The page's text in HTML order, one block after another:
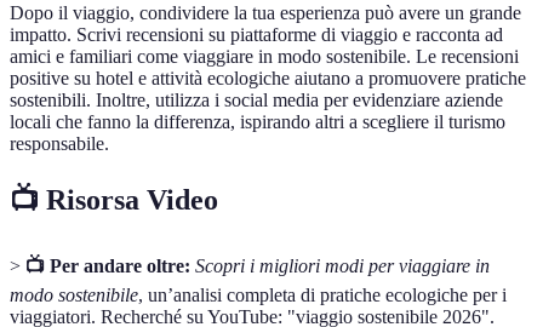
Dopo il viaggio, condividere la tua esperienza può avere un grande
impatto. Scrivi recensioni su piattaforme di viaggio e racconta ad
amici e familiari come viaggiare in modo sostenibile. Le recensioni
positive su hotel e attività ecologiche aiutano a promuovere pratiche
sostenibili. Inoltre, utilizza i social media per evidenziare aziende
locali che fanno la differenza, ispirando altri a scegliere il turismo
responsabile.
📺 Risorsa Video
> 📺 Per andare oltre: Scopri i migliori modi per viaggiare in
modo sostenibile, un’analisi completa di pratiche ecologiche per i
viaggiatori. Recherché su YouTube: "viaggio sostenibile 2026".